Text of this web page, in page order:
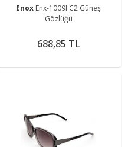
Enox Enx-1009l C2 Güneş
Gözlüğü
688,85 TL